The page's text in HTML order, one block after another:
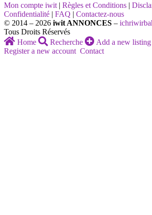
Mon compte iwit | Règles et Conditions |
Confidentialité | FAQ | Contactez-nous
© 2014 – 2026 iwit ANNONCES –
Tous Droits Réservés
Home
Recherche Add a new listing
Register a new account Contact